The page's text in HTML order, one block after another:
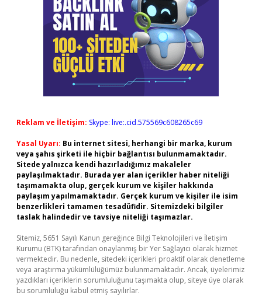
Reklam ve İletişim: Skype: live:.cid.575569c608265c69
Yasal Uyarı: Bu internet sitesi, herhangi bir marka, kurum
veya şahıs şirketi ile hiçbir bağlantısı bulunmamaktadır.
Sitede yalnızca kendi hazırladığımız makaleler
paylaşılmaktadır. Burada yer alan içerikler haber niteliği
taşımamakta olup, gerçek kurum ve kişiler hakkında
paylaşım yapılmamaktadır. Gerçek kurum ve kişiler ile isim
benzerlikleri tamamen tesadüfidir. Sitemizdeki bilgiler
taslak halindedir ve tavsiye niteliği taşımazlar.
Sitemiz, 5651 Sayılı Kanun gereğince Bilgi Teknolojileri ve İletişim
Kurumu (BTK) tarafından onaylanmış bir Yer Sağlayıcı olarak hizmet
vermektedir. Bu nedenle, sitedeki içerikleri proaktif olarak denetleme
veya araştırma yükümlülüğümüz bulunmamaktadır. Ancak, üyelerimiz
yazdıkları içeriklerin sorumluluğunu taşımakta olup, siteye üye olarak
bu sorumluluğu kabul etmiş sayılırlar.